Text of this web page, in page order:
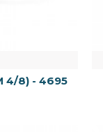
4/8) - 4695